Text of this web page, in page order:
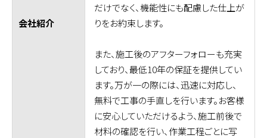
会社紹介
だけでなく、機能性にも配慮した仕上が
りをお約束します。
また、施工後のアフターフォローも充実
しており、最低10年の保証を提供してい
ます。万が一の際には、迅速に対応し、
無料で工事の手直しを行います。お客様
に安心していただけるよう、施工前後で
材料の確認を行い、作業工程ごとに写